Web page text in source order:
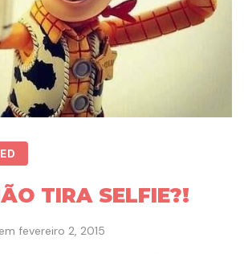
TIRA SELFIE?!
em fevereiro 2, 2015